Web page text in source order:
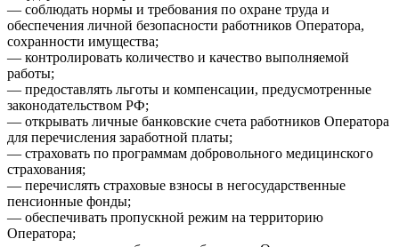
— соблюдать нормы и требования по охране труда и
обеспечения личной безопасности работников Оператора,
сохранности имущества;
— контролировать количество и качество выполняемой
работы;
— предоставлять льготы и компенсации, предусмотренные
законодательством РФ;
— открывать личные банковские счета работников Оператора
для перечисления заработной платы;
— страховать по программам добровольного медицинского
страхования;
— перечислять страховые взносы в негосударственные
пенсионные фонды;
— обеспечивать пропускной режим на территорию
Оператора;